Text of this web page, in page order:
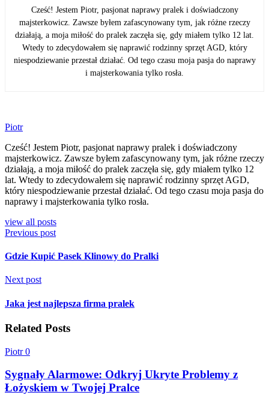
Cześć! Jestem Piotr, pasjonat naprawy pralek i doświadczony
majsterkowicz. Zawsze byłem zafascynowany tym, jak różne rzeczy
działają, a moja miłość do pralek zaczęła się, gdy miałem tylko 12 lat.
Wtedy to zdecydowałem się naprawić rodzinny sprzęt AGD, który
niespodziewanie przestał działać. Od tego czasu moja pasja do naprawy
i majsterkowania tylko rosła.
Piotr
Cześć! Jestem Piotr, pasjonat naprawy pralek i doświadczony
majsterkowicz. Zawsze byłem zafascynowany tym, jak różne rzeczy
działają, a moja miłość do pralek zaczęła się, gdy miałem tylko 12
lat. Wtedy to zdecydowałem się naprawić rodzinny sprzęt AGD,
który niespodziewanie przestał działać. Od tego czasu moja pasja do
naprawy i majsterkowania tylko rosła.
view all posts
Previous post
Gdzie Kupić Pasek Klinowy do Pralki
Next post
Jaka jest najlepsza firma pralek
Related Posts
Piotr0
Sygnały Alarmowe: Odkryj Ukryte Problemy z
Łożyskiem w Twojej Pralce